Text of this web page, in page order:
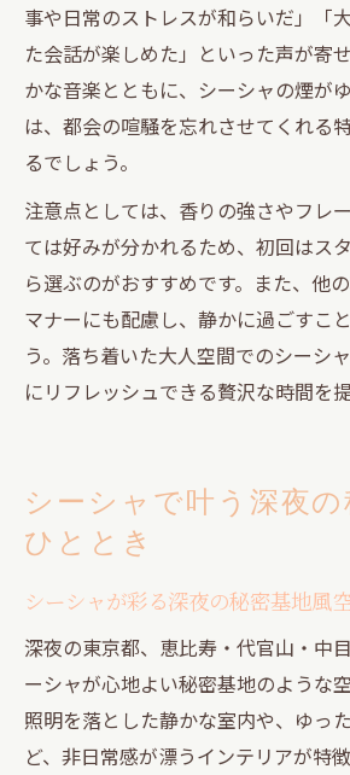
事や日常のストレスが和らいだ」「
た会話が楽しめた」といった声が寄
かな音楽とともに、シーシャの煙が
は、都会の喧騒を忘れさせてくれる
るでしょう。
注意点としては、香りの強さやフレ
ては好みが分かれるため、初回はス
ら選ぶのがおすすめです。また、他
マナーにも配慮し、静かに過ごすこ
う。落ち着いた大人空間でのシーシ
にリフレッシュできる贅沢な時間を
シーシャで叶う深夜
ひととき
シーシャが彩る深夜の秘密基地風
深夜の東京都、恵比寿・代官山・中
ーシャが心地よい秘密基地のような
照明を落とした静かな室内や、ゆっ
ど、非日常感が漂うインテリアが特